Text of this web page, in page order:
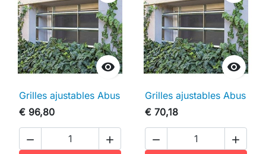

Grilles ajustables Abus
€ 96,80
 

Grilles ajustables Abus
€ 70,18
 